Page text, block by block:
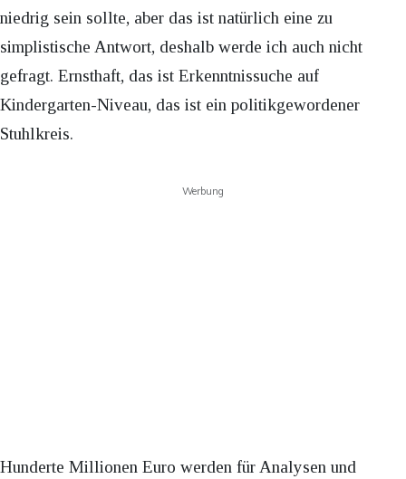
niedrig sein sollte, aber das ist natürlich eine zu
simplistische Antwort, deshalb werde ich auch nicht
gefragt. Ernsthaft, das ist Erkenntnissuche auf
Kindergarten-Niveau, das ist ein politikgewordener
Stuhlkreis.
Werbung
Hunderte Millionen Euro werden für Analysen und